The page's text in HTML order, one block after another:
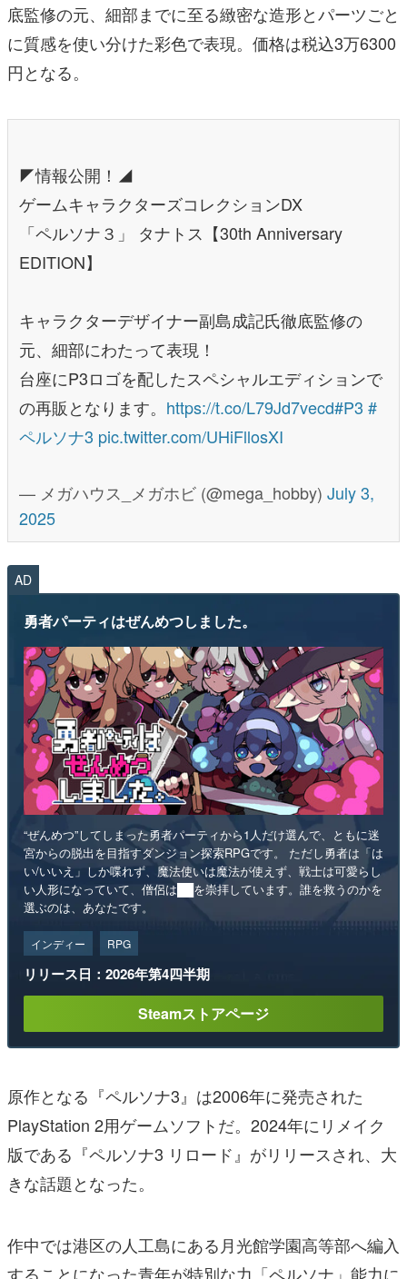
底監修の元、細部までに至る緻密な造形とパーツごと
に質感を使い分けた彩色で表現。価格は税込3万6300
円となる。
◤情報公開！◢
ゲームキャラクターズコレクションDX
「ペルソナ３」 タナトス【30th Anniversary
EDITION】
キャラクターデザイナー副島成記氏徹底監修の
元、細部にわたって表現！
台座にP3ロゴを配したスペシャルエディションで
の再販となります。 https://t.co/L79Jd7vecd#P3 #
ペルソナ3 pic.twitter.com/UHiFllosXI
— メガハウス_メガホビ (@mega_hobby) July 3,
2025
AD
勇者パーティはぜんめつしました。
“ぜんめつ”してしまった勇者パーティから1人だけ選んで、ともに迷
宮からの脱出を目指すダンジョン探索RPGです。 ただし勇者は「は
い/いいえ」しか喋れず、魔法使いは魔法が使えず、戦士は可愛らし
い人形になっていて、僧侶は██を崇拝しています。誰を救うのかを
選ぶのは、あなたです。
インディー RPG
リリース日：2026年第4四半期
Steamストアページ
原作となる『ペルソナ3』は2006年に発売された
PlayStation 2用ゲームソフトだ。2024年にリメイク
版である『ペルソナ3 リロード』がリリースされ、大
きな話題となった。
作中では港区の人工島にある月光館学園高等部へ編入
することになった青年が特別な力「ペルソナ」能力に